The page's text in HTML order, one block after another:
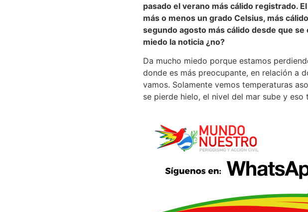
pasado el verano más cálido registrado.
más o menos un grado Celsius, más
segundo agosto más cálido desde que
miedo la noticia ¿no?
Da mucho miedo porque estamos
donde es más preocupante, en relación a
vamos. Solamente vemos temperaturas
se pierde hielo, el nivel del mar sube y